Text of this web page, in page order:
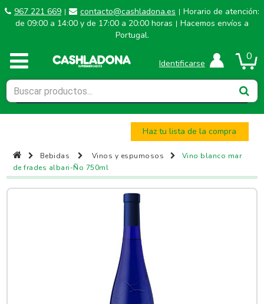
967 221 669 | contacto@cashladona.es | Horario de atención:
de 09:00 a 14:00 y de 17:00 a 20:00 horas | Hacemos envíos a
Portugal.
0
Identificarse
Haz tu lista de la compra
Bebidas Vinos y espumosos
Vino blanco mar
de frades albari-Ño 750ml